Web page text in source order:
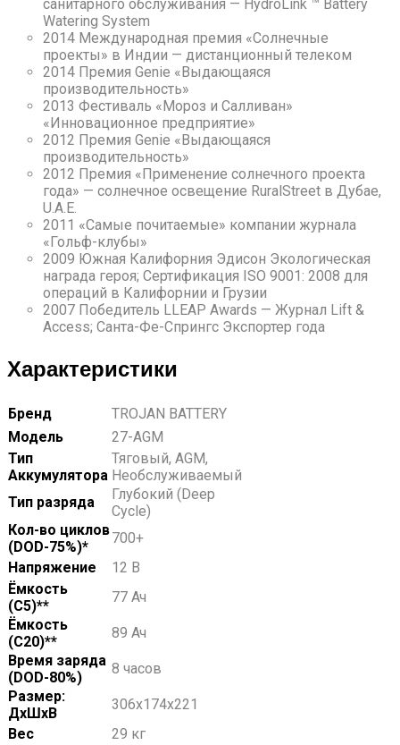
санитарного обслуживания — HydroLink ™ Battery
Watering System
2014 Международная премия «Солнечные
проекты» в Индии — дистанционный телеком
2014 Премия Genie «Выдающаяся
производительность»
2013 Фестиваль «Мороз и Салливан»
«Инновационное предприятие»
2012 Премия Genie «Выдающаяся
производительность»
2012 Премия «Применение солнечного проекта
года» — солнечное освещение RuralStreet в Дубае,
U.A.E.
2011 «Самые почитаемые» компании журнала
«Гольф-клубы»
2009 Южная Калифорния Эдисон Экологическая
награда героя; Сертификация ISO 9001: 2008 для
операций в Калифорнии и Грузии
2007 Победитель LLEAP Awards — Журнал Lift &
Access; Санта-Фе-Спрингс Экспортер года
Характеристики
Бренд
TROJAN BATTERY
Модель
27-AGM
Тип
Аккумулятора
Тяговый, AGM,
Необслуживаемый
Тип разряда
Глубокий (Deep
Cycle)
Кол-во циклов
(DOD-75%)*
700+
Напряжение
12 В
Ёмкость
(С5)**
77 Ач
Ёмкость
(С20)**
89 Ач
Время заряда
(DOD-80%)
8 часов
Размер:
ДхШхВ
306х174х221
Вес
29 кг